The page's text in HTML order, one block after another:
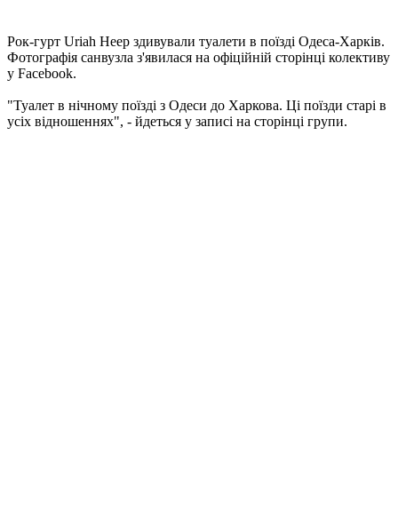
Рок-гурт Uriah Heep здивували туалети в поїзді Одеса-Харків.
Фотографія санвузла з'явилася на офіційній сторінці колективу
у Facebook.
"Туалет в нічному поїзді з Одеси до Харкова. Ці поїзди старі в
усіх відношеннях", - йдеться у записі на сторінці групи.